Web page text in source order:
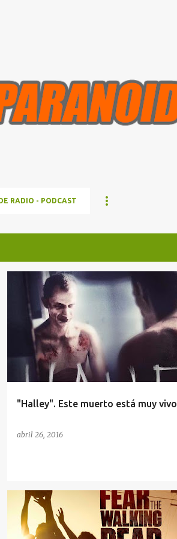
RADIO - PODCAST
"Halley". Este muerto está muy vivo
abril 26, 2016